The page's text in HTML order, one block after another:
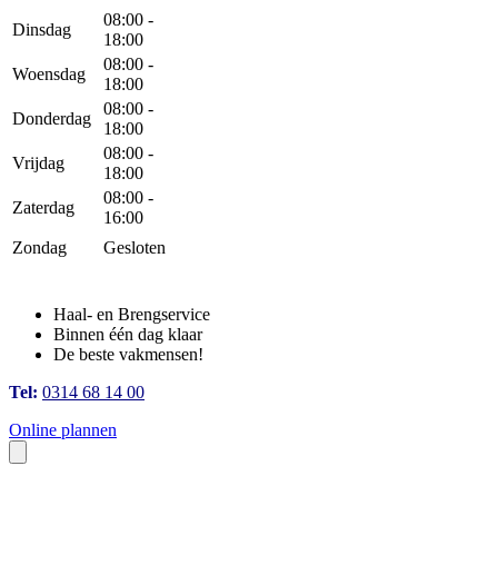
Dinsdag
08:00 -
18:00
Woensdag
08:00 -
18:00
Donderdag
08:00 -
18:00
Vrijdag
08:00 -
18:00
Zaterdag
08:00 -
16:00
Zondag
Gesloten
Haal- en Brengservice
Binnen één dag klaar
De beste vakmensen!
Tel: 0314 68 14 00
Online plannen